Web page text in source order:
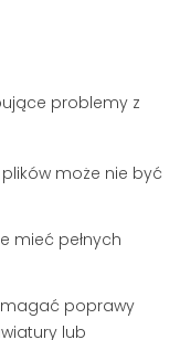
problemy z
może nie być
mieć pełnych
poprawy
lub